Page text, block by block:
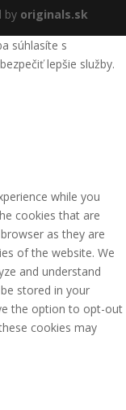
by originals.sk
súhlasíte s
lepšie služby.
while you
cookies that are
as they are
of the website. We
and understand
stored in your
the option to opt-out
cookies may